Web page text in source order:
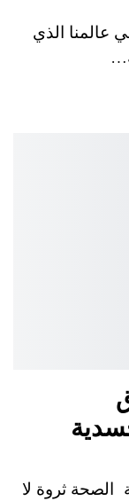
الذي
الصحة ثروة لا